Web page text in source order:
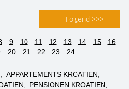
Folgend >>>
9 10 11 12 13 14 15
16
20 21 22 23 24
APPARTEMENTS KROATIEN
PENSIONEN KROATIEN